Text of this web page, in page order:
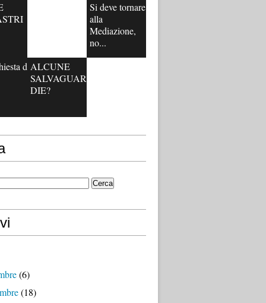
Si deve tornare
alla
Mediazione,
no...
di ALCUNE
SALVAGUAR
DIE?
(6)
(18)